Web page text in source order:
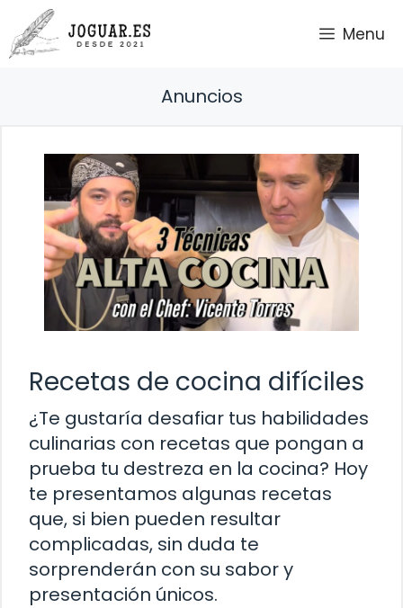
Saltar
al
contenido
Menu
Anuncios
Recetas de cocina difíciles
¿Te gustaría desafiar tus habilidades
culinarias con recetas que pongan a
prueba tu destreza en la cocina? Hoy
te presentamos algunas recetas
que, si bien pueden resultar
complicadas, sin duda te
sorprenderán con su sabor y
presentación únicos.